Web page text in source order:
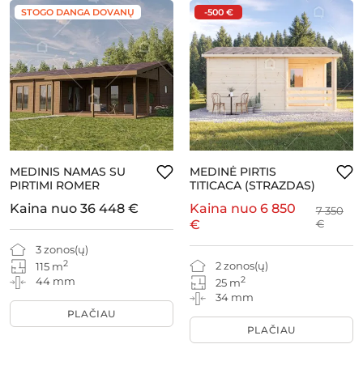
STOGO DANGA DOVANŲ
MEDINIS NAMAS SU
PIRTIMI ROMER
3 zonos(ų)
115 m2
44 mm
Kaina nuo 36 448 €
PLAČIAU
-500 €
MEDINĖ PIRTIS
TITICACA (STRAZDAS)
2 zonos(ų)
25 m2
34 mm
Kaina nuo 6 850
€
7 350
€
PLAČIAU